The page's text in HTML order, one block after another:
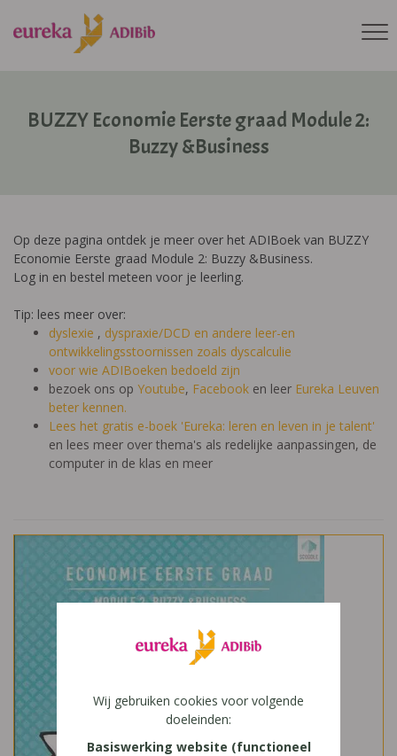
BUZZY Economie Eerste graad Module 2:
Buzzy &Business
Op deze pagina ontdek je meer over het ADIBoek van BUZZY
Economie Eerste graad Module 2: Buzzy &Business.
Log in en bestel meteen voor je leerling.
Tip: lees meer over:
dyslexie , dyspraxie/DCD en andere leer-en
ontwikkelingsstoornissen zoals dyscalculie
voor wie ADIBoeken bedoeld zijn
bezoek ons op Youtube, Facebook en leer Eureka Leuven
beter kennen.
Lees het gratis e-boek 'Eureka: leren en leven in je talent'
en lees meer over thema's als redelijke aanpassingen, de
computer in de klas en meer
Wij gebruiken cookies voor volgende
doeleinden:
Basiswerking website (functioneel